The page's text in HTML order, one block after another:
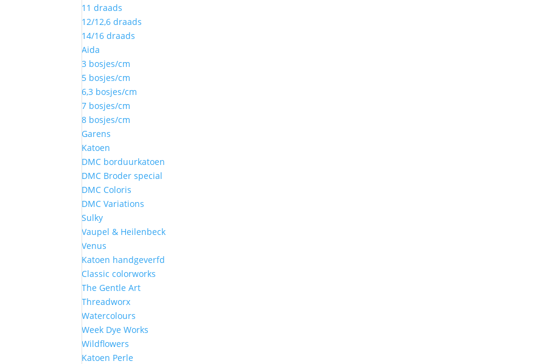
11 draads
12/12,6 draads
14/16 draads
Aida
3 bosjes/cm
5 bosjes/cm
6,3 bosjes/cm
7 bosjes/cm
8 bosjes/cm
Garens
Katoen
DMC borduurkatoen
DMC Broder special
DMC Coloris
DMC Variations
Sulky
Vaupel & Heilenbeck
Venus
Katoen handgeverfd
Classic colorworks
The Gentle Art
Threadworx
Watercolours
Week Dye Works
Wildflowers
Katoen Perle